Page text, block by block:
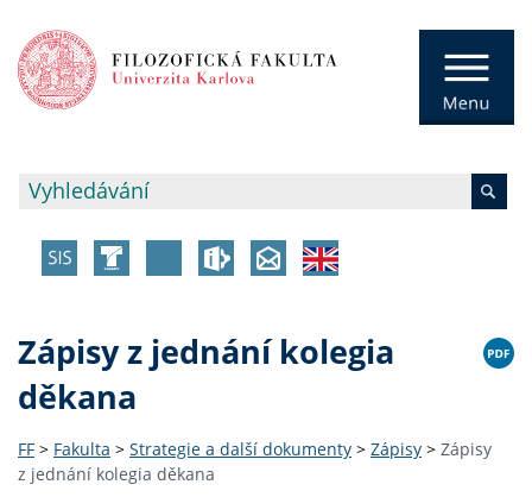
Zápisy z jednání kolegia
děkana
FF > Fakulta > Strategie a další dokumenty > Zápisy > Zápisy
z jednání kolegia děkana